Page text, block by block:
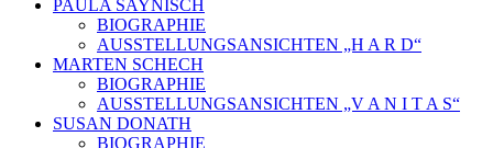
PAULA SAYNISCH
BIOGRAPHIE
AUSSTELLUNGSANSICHTEN „H A R D“
MARTEN SCHECH
BIOGRAPHIE
AUSSTELLUNGSANSICHTEN „V A N I T A S“
SUSAN DONATH
BIOGRAPHIE